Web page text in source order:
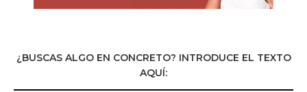
¿BUSCAS ALGO EN CONCRETO? INTRODUCE EL TEXTO
AQUÍ: